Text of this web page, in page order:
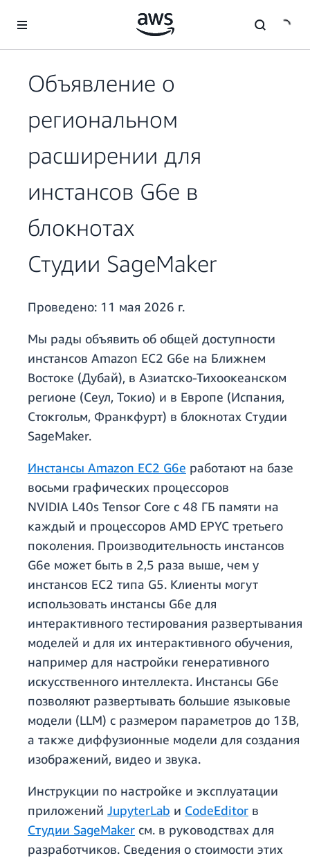
Перейти к главному контенту
Объявление о
региональном
расширении для
инстансов G6e в
блокнотах
Студии SageMaker
Проведено: 11 мая 2026 г.
Мы рады объявить об общей доступности
инстансов Amazon EC2 G6e на Ближнем
Востоке (Дубай), в Азиатско-Тихоокеанском
регионе (Сеул, Токио) и в Европе (Испания,
Стокгольм, Франкфурт) в блокнотах Студии
SageMaker.
Инстансы Amazon EC2 G6e работают на базе
восьми графических процессоров
NVIDIA L40s Tensor Core с 48 ГБ памяти на
каждый и процессоров AMD EPYC третьего
поколения. Производительность инстансов
G6e может быть в 2,5 раза выше, чем у
инстансов EC2 типа G5. Клиенты могут
использовать инстансы G6e для
интерактивного тестирования развертывания
моделей и для их интерактивного обучения,
например для настройки генеративного
искусственного интеллекта. Инстансы G6e
позволяют развертывать большие языковые
модели (LLM) с размером параметров до 13B,
а также диффузионные модели для создания
изображений, видео и звука.
Инструкции по настройке и эксплуатации
приложений JupyterLab и CodeEditor в
Студии SageMaker см. в руководствах для
разработчиков. Сведения о стоимости этих